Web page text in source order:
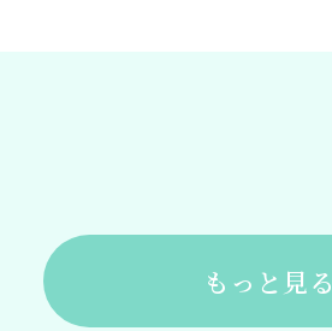
もっと見る